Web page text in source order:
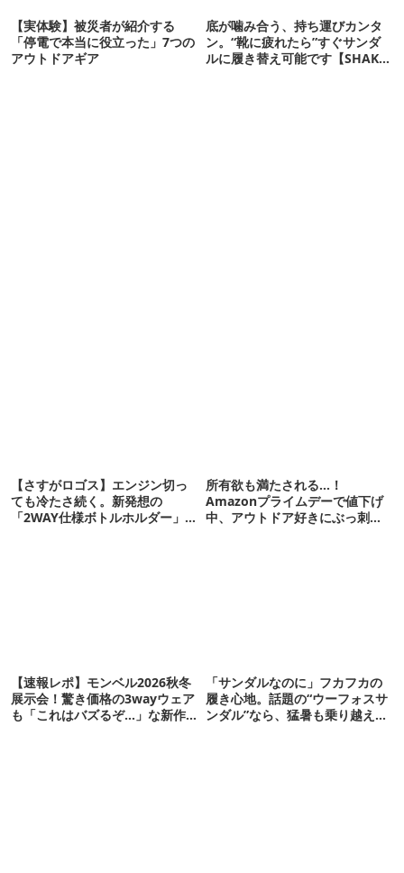
【実体験】被災者が紹介する
「停電で本当に役立った」7つの
アウトドアギア
底が噛み合う、持ち運びカンタ
ン。“靴に疲れたら”すぐサンダ
ルに履き替え可能です【SHAKA
【さすがロゴス】エンジン切っ
ても冷たさ続く。新発想の
「2WAY仕様ボトルホルダー」が
所有欲も満たされる…！
Amazonプライムデーで値下げ
中、アウトドア好きにぶっ刺さ
【速報レポ】モンベル2026秋冬
展示会！驚き価格の3wayウェア
も「これはバズるぞ…」な新作
「サンダルなのに」フカフカの
履き心地。話題の“ウーフォスサ
ンダル”なら、猛暑も乗り越えら